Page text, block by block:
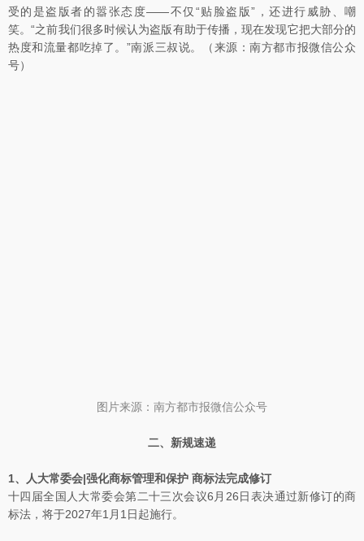
受的是盗版者的嚣张态度——不仅“贴脸盗版”，还进行威胁、嘲
笑。“之前我们很多时候认为盗版有助于传播，现在发现它把大部分的
热度和流量都吃掉了。”南派三叔说。（来源：南方都市报微信公众
号）
图片来源：南方都市报微信公众号
二、新规速递
1、人大常委会|强化商标管理和保护 商标法完成修订
十四届全国人大常委会第二十三次会议6月26日表决通过新修订的商
标法，将于2027年1月1日起施行。